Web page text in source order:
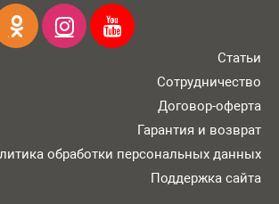
Статьи
Сотрудничество
Договор-оферта
Гарантия и возврат
обработки персональных данных
Поддержка сайта